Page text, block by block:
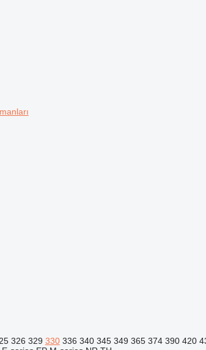
326 329 330 336 340 345 349 365 374 390 420